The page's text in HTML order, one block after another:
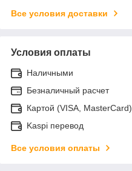
Все условия доставки
Условия оплаты
Наличными
Безналичный расчет
Картой (VISA, MasterCard)
Kaspi перевод
Все условия оплаты